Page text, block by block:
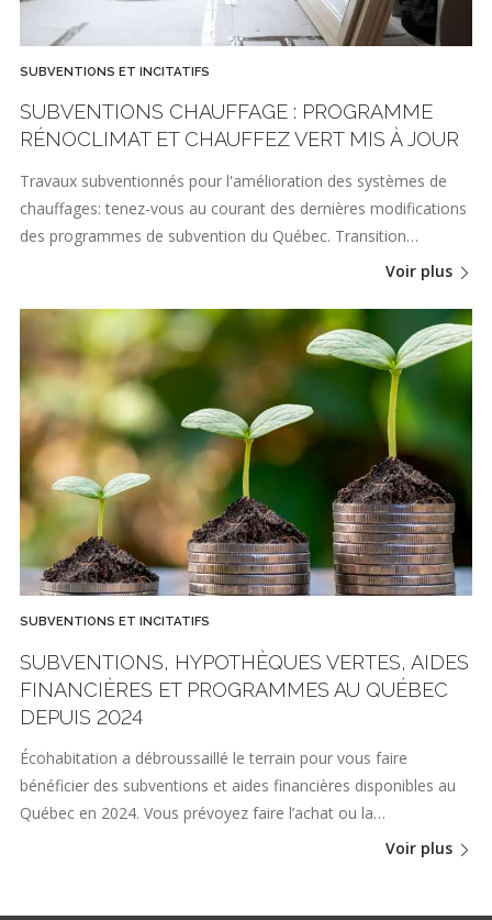
SUBVENTIONS ET INCITATIFS
SUBVENTIONS CHAUFFAGE : PROGRAMME
RÉNOCLIMAT ET CHAUFFEZ VERT MIS À JOUR
Travaux subventionnés pour l'amélioration des systèmes de
chauffages: tenez-vous au courant des dernières modifications
des programmes de subvention du Québec. Transition…
Voir plus
SUBVENTIONS ET INCITATIFS
SUBVENTIONS, HYPOTHÈQUES VERTES, AIDES
FINANCIÈRES ET PROGRAMMES AU QUÉBEC
DEPUIS 2024
Écohabitation a débroussaillé le terrain pour vous faire
bénéficier des subventions et aides financières disponibles au
Québec en 2024. Vous prévoyez faire l’achat ou la…
Voir plus